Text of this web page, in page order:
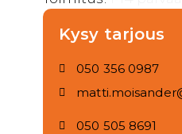
Kysy tarjous
050 356 0987
050 505 8691